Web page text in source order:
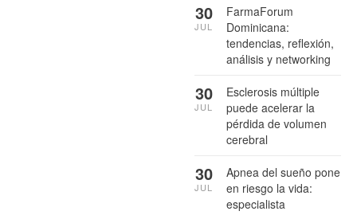
FarmaForum
Dominicana:
tendencias, reflexión,
análisis y networking
30
JUL
Esclerosis múltiple
puede acelerar la
pérdida de volumen
cerebral
30
JUL
Apnea del sueño pone
en riesgo la vida:
especialista
30
JUL